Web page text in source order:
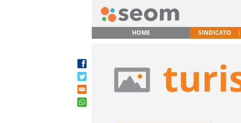
HOME SINDICATO